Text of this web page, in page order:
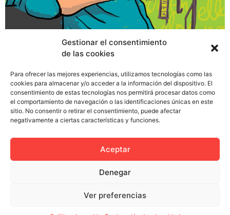
Gestionar el consentimiento
de las cookies
Para ofrecer las mejores experiencias, utilizamos tecnologías como las
cookies para almacenar y/o acceder a la información del dispositivo. El
consentimiento de estas tecnologías nos permitirá procesar datos como
el comportamiento de navegación o las identificaciones únicas en este
sitio. No consentir o retirar el consentimiento, puede afectar
negativamente a ciertas características y funciones.
Aceptar
Denegar
Ver preferencias
A finales de octubre del pasado 2015 el mundo del
diseño y de la ilustración se quedó boquiabierto ante la
noticia de que Javier Mariscal, un auténtico referente
del sector, confesaba que se encontraba en bancarrota
y que tenía que verse obligado a vender su obra como
Política de privacidad
Política de cookies (UE)